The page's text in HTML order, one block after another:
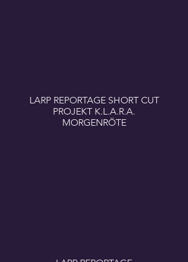
LARP REPORTAGE SHORT CUT
PROJEKT K.L.A.R.A.
MORGENRÖTE